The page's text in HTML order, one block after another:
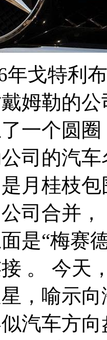
特利布
姆勒的
一个圆
司的汽车
月桂枝包
司合并
是“梅赛
。 今天
，喻示
汽车方